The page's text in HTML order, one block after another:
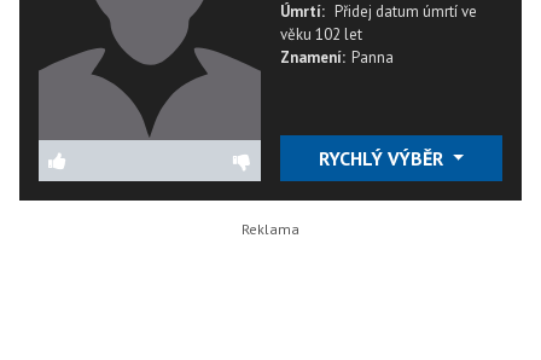
Úmrtí: Přidej datum úmrtíve
věku 102 let
Znamení: Panna
RYCHLÝ VÝBĚR